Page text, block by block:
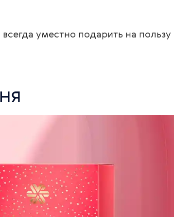
уместно подарить на